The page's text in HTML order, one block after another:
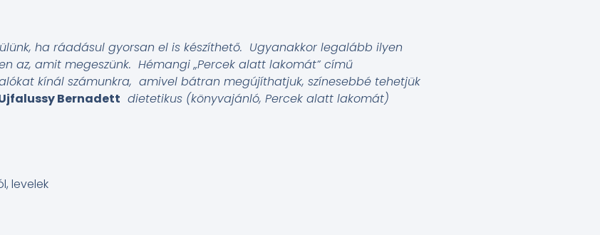
ha ráadásul gyorsan el is készíthető. Ugyanakkor legalább ilyen
az, amit megeszünk. Hémangi „Percek alatt lakomát” című
kínál számunkra, amivel bátran megújíthatjuk, színesebbé tehetjük
Bernadett dietetikus (könyvajánló, Percek alatt lakomát)
levelek